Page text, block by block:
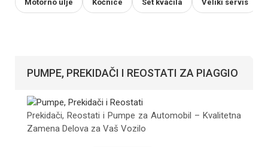
Motorno ulje Kočnice Set kvačila Veliki servis
PUMPE, PREKIDAČI I REOSTATI ZA PIAGGIO
Prekidači, Reostati i Pumpe za Automobil – Kvalitetna
Zamena Delova za Vaš Vozilo